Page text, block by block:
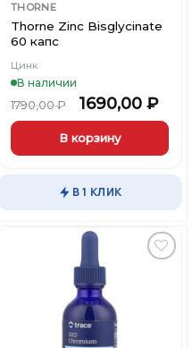
THORNE
Thorne Zinc Bisglycinate
60 капс
Цинк
В наличии
1790,00₽ 1690,00 ₽
В корзину
В 1 КЛИК